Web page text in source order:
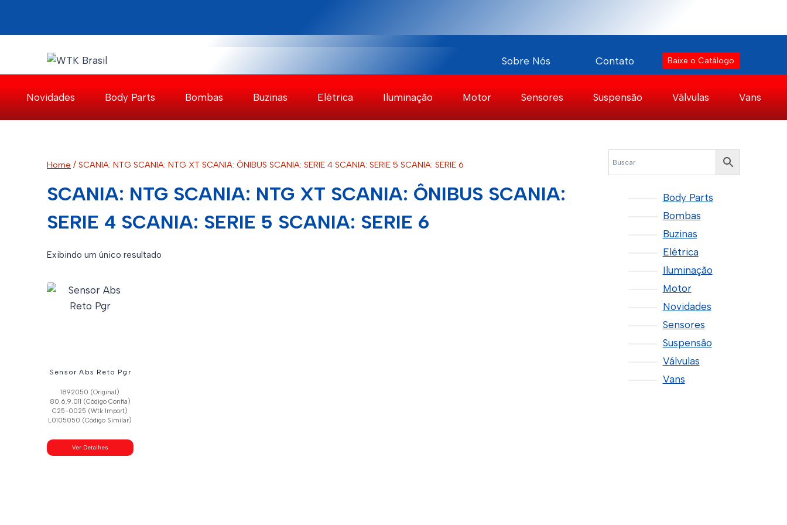
o
Sobre Nós Contato Baixe o Catálogo
Novidades Body Parts Bombas Buzinas Elétrica Iluminação Motor Sensores Suspensão Válvulas Vans
Home / SCANIA: NTG SCANIA: NTG XT SCANIA: ÔNIBUS SCANIA: SERIE 4 SCANIA: SERIE 5 SCANIA: SERIE 6
SCANIA: NTG SCANIA: NTG XT SCANIA: ÔNIBUS SCANIA:
SERIE 4 SCANIA: SERIE 5 SCANIA: SERIE 6
Exibindo um único resultado
Sensor Abs Reto Pgr
1892050 (Original)
80.6.9.011 (Código Confia)
C25-0025 (Wtk Import)
L0105050 (Código Similar)
Ver Detalhes
Body Parts
Bombas
Buzinas
Elétrica
Iluminação
Motor
Novidades
Sensores
Suspensão
Válvulas
Vans